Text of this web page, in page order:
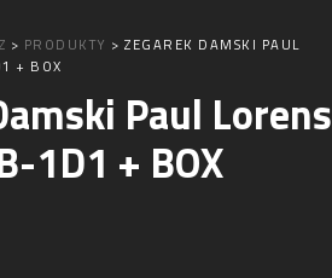
> PRODUKTY >ZEGAREK DAMSKI PAUL
+ BOX
Paul Lorens
1D1 + BOX